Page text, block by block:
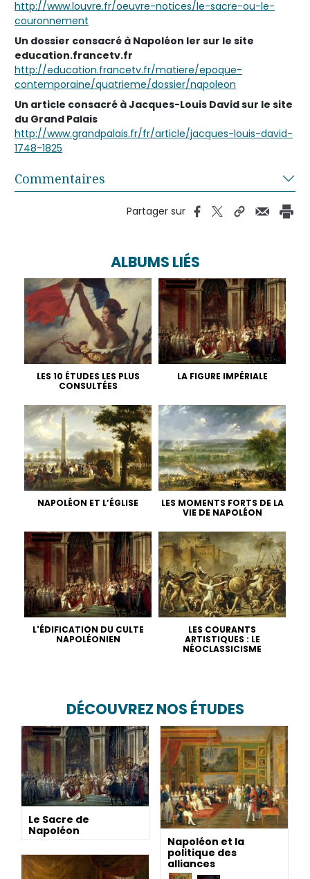
http://www.louvre.fr/oeuvre-notices/le-sacre-ou-le-
couronnement
Un dossier consacré à Napoléon Ier sur le site
education.francetv.fr
http://education.francetv.fr/matiere/epoque-
contemporaine/quatrieme/dossier/napoleon
Un article consacré à Jacques-Louis David sur le site
du Grand Palais
http://www.grandpalais.fr/fr/article/jacques-louis-david-
1748-1825
Commentaires
Partager sur
ALBUMS LIÉS
LES 10 ÉTUDES LES PLUS
CONSULTÉES
LA FIGURE IMPÉRIALE
NAPOLÉON ET L’ÉGLISE
LES MOMENTS FORTS DE LA
VIE DE NAPOLÉON
L'ÉDIFICATION DU CULTE
NAPOLÉONIEN
LES COURANTS
ARTISTIQUES : LE
NÉOCLASSICISME
DÉCOUVREZ NOS ÉTUDES
Le Sacre de
Napoléon
Napoléon et la
politique des
alliances